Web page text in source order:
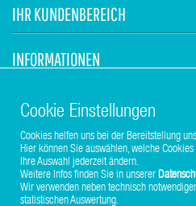
IHR KUNDENBEREICH
INFORMATIONEN
STUHR HVAC
Copyright © 2017-
Cookie Einstellungen
Cookies helfen uns bei der Bereitstellung
Hier können Sie auswählen, welche
Ihre Auswahl jederzeit ändern.
Weitere Infos finden Sie in unserer
Wir verwenden neben technisch
statistischen Auswertung.